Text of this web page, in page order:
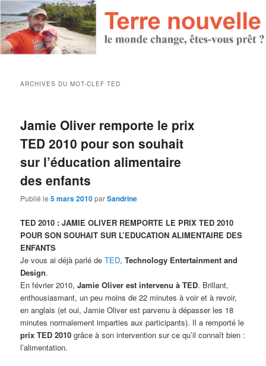
ARCHIVES DU MOT-CLEFTED
Jamie Oliver remporte le prix
TED 2010 pour son souhait
sur l’éducation alimentaire
des enfants
Publié le5 mars 2010parSandrine
TED 2010 : JAMIE OLIVER REMPORTE LE PRIX TED 2010
POUR SON SOUHAIT SUR L’EDUCATION ALIMENTAIRE DES
ENFANTS
Je vous ai déjà parlé deTED,Technology Entertainment and
Design.
En février 2010,Jamie Oliver est intervenu à TED. Brillant,
enthousiasmant, un peu moins de 22 minutes à voir et à revoir,
en anglais (et oui, Jamie Oliver est parvenu à dépasser les 18
minutes normalement imparties aux participants). Il a remporté le
prix TED 2010 grâce à son intervention sur ce qu’il connaît bien :
l’alimentation.